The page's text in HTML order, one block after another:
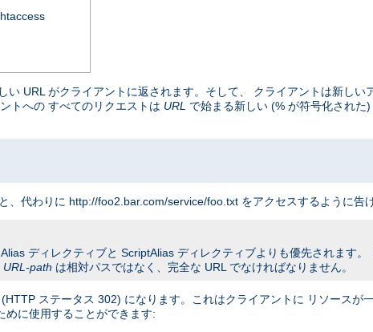
URL がクライアントに返されます。そして、 クライアントは新しい
トへの すべてのリクエストは URL で始まる新しい (% が符号化された
代わりに http://foo2.bar.com/service/foo.txt をアクセスするように告げ
ディレクティブと ScriptAlias ディレクティブよりも優先されます。
URL-path は相対パスではなく、完全な URL でなければなりません。
ステータス 302) になります。これはクライアントに リソースが
めに使用することができます: